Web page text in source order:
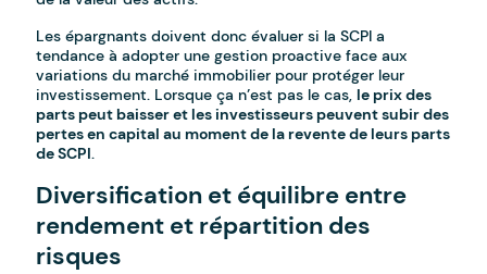
Les épargnants doivent donc évaluer si la SCPI a
tendance à adopter une gestion proactive face aux
variations du marché immobilier pour protéger leur
investissement. Lorsque ça n’est pas le cas,le prix des
parts peut baisser et les investisseurs peuvent subir des
pertes en capital au moment de la revente de leurs parts
de SCPI.
Diversification et équilibre entre
rendement et répartition des
risques